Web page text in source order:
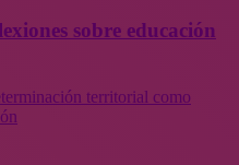
sobre educación
territorial como